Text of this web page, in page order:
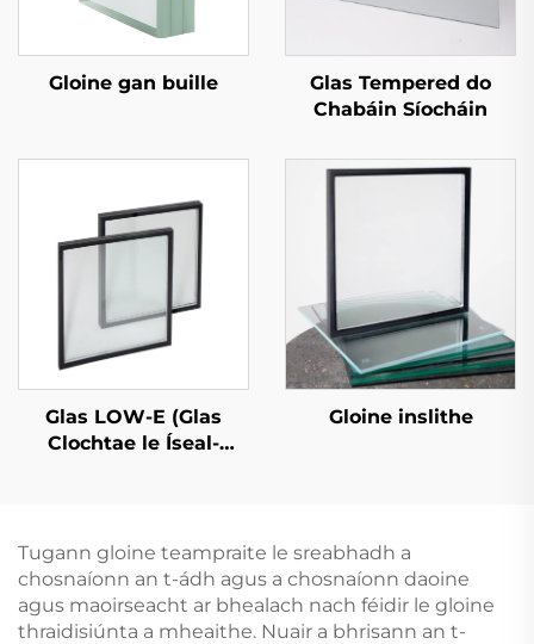
Gloine gan buille
Glas Tempered do
Chabáin Síocháin
Glas LOW-E (Glas
Clochtae le Íseal-
Gloine inslithe
Tugann gloine teampraite le sreabhadh a
chosnaíonn an t-ádh agus a chosnaíonn daoine
agus maoirseacht ar bhealach nach féidir le gloine
thraidisiúnta a mheaithe. Nuair a bhrisann an t-